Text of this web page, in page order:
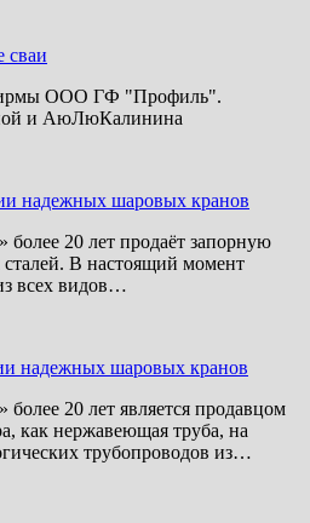
сваи
ООО ГФ "Профиль".
и АюЛюКалинина
надежных шаровых кранов
20 лет продаёт запорную
В настоящий момент
всех видов…
надежных шаровых кранов
20 лет является продавцом
как нержавеющая труба, на
трубопроводов из…